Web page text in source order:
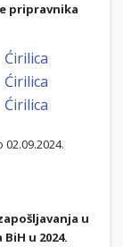
pripravnika
Ćirilica
Ćirilica
Ćirilica
u
u 2024.